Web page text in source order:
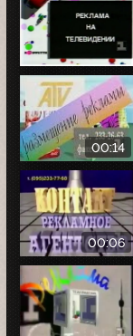
00:14
00:06